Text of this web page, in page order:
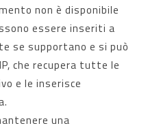
non è disponibile
essere inseriti a
se supportano e si può
che recupera tutte le
e le inserisce
una